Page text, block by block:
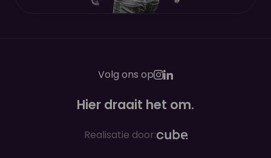
Volg ons op
Hier draait het om.
Realisatie door: